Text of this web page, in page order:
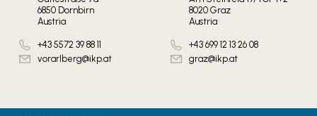
6850 Dornbirn
Austria
+43 5572 39 88 11
vorarlberg@ikp.at
8020 Graz
Austria
+43 699 12 13 26 08
graz@ikp.at